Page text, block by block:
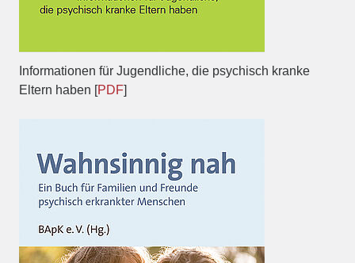
Informationen für Jugendliche, die psychisch kranke
Eltern haben [PDF]